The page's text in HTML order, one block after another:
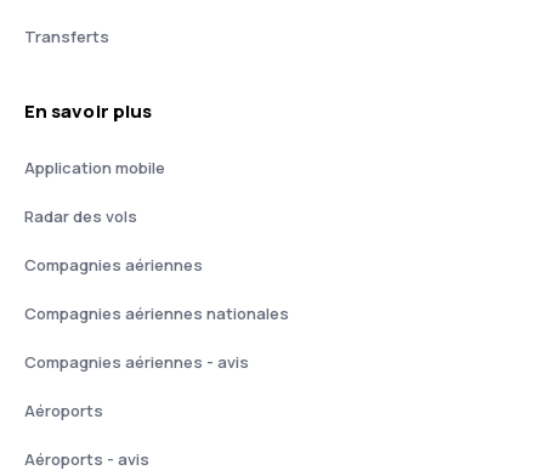
Transferts
En savoir plus
Application mobile
Radar des vols
Compagnies aériennes
Compagnies aériennes nationales
Compagnies aériennes - avis
Aéroports
Aéroports - avis